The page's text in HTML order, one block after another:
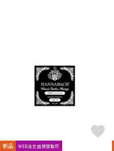
新品 WEB注文店頭受取可